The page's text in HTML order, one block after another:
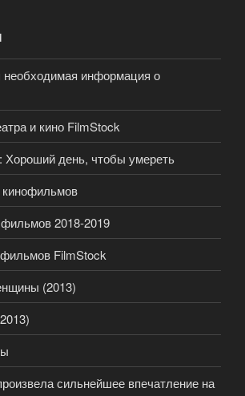
информация о
и кино FilmStock
Хороший день, чтобы умереть
2018-2019
FilmStock
(2013)
сильнейшее впечатление на